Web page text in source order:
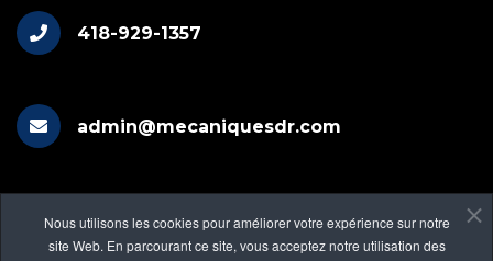
418-929-1357
admin@mecaniquesdr.com
Bellechasse, Beauce, Montmagny, Québec
Nous utilisons les cookies pour améliorer votre expérience sur notre
site Web. En parcourant ce site, vous acceptez notre utilisation des